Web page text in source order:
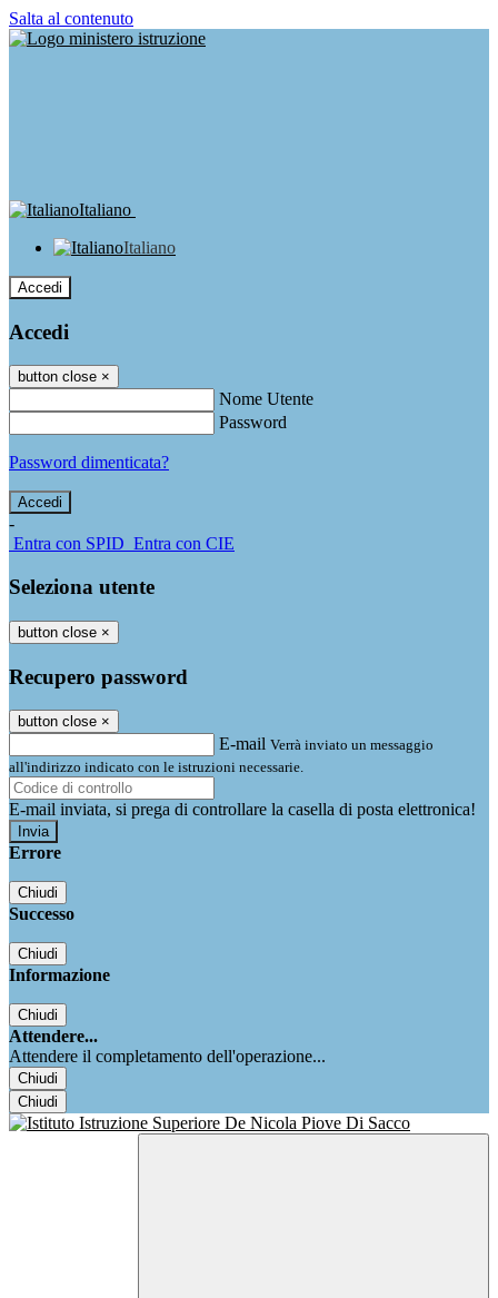
Salta al contenuto
Italiano
Italiano
Accedi
Accedi
button close ×
Nome Utente
Password
Password dimenticata?
-
Entra con SPID Entra con CIE
Seleziona utente
button close ×
Recupero password
button close ×
E-mail Verrà inviato un messaggio
all'indirizzo indicato con le istruzioni necessarie.
E-mail inviata, si prega di controllare la casella di posta elettronica!
Errore
Chiudi
Successo
Chiudi
Informazione
Chiudi
Attendere...
Attendere il completamento dell'operazione...
Chiudi
Chiudi